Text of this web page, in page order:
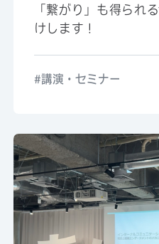
「繋がり」も得られ
けします！
講演・セミナー